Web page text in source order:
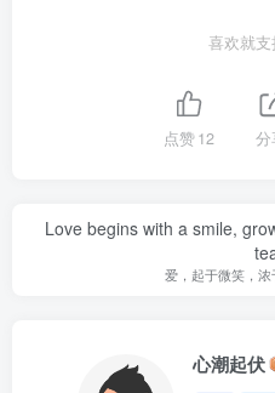
喜欢就
点赞12 分
Love begins with a smile,
爱，起于微笑，
心潮起伏